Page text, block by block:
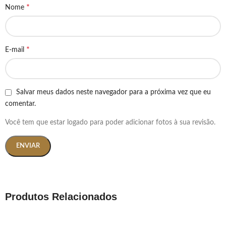
Nome *
E-mail *
Salvar meus dados neste navegador para a próxima vez que eu
comentar.
Você tem que estar logado para poder adicionar fotos à sua revisão.
Produtos Relacionados